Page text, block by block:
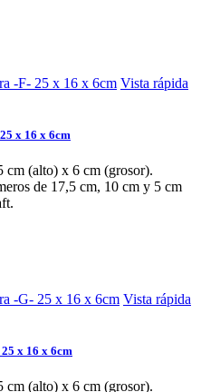
Vista rápida
x 16 x 6cm
cm (alto) x 6 cm (grosor).
de 17,5 cm, 10 cm y 5 cm
Vista rápida
x 16 x 6cm
cm (alto) x 6 cm (grosor).